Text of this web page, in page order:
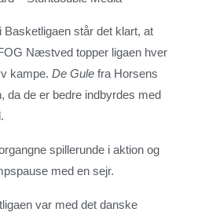
Basketligaen står det klart, at
Næstved topper ligaen hver
kampe. De Gule fra Horsens
da de er bedre indbyrdes med
spillerunde i aktion og
med en sejr.
var med det danske